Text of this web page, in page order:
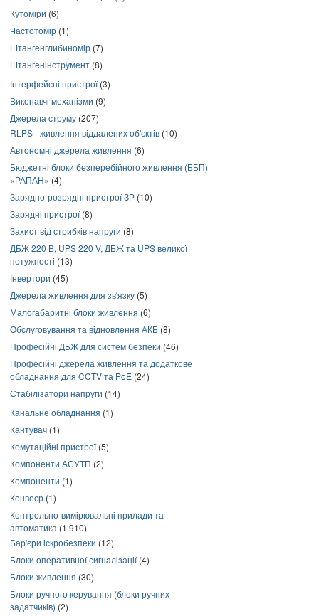
Кутоміри (6)
Частотомір (1)
Штангенглибиномір (7)
Штангенінструмент (8)
Інтерфейсні пристрої(3)
Виконавчі механізми (9)
Джерела струму (207)
RLPS - живлення віддалених об'єктів (10)
Автономні джерела живлення (6)
Бюджетні блоки безперебійного живлення (ББП)
«РАПАН» (4)
Зарядно-розрядні пристрої ЗР (10)
Зарядні пристрої(8)
Захист від стрибків напруги (8)
ДБЖ 220 В, UPS 220 V, ДБЖ та UPS великої
потужності (13)
Інвертори (45)
Джерела живлення для зв'язку (5)
Малогабаритні блоки живлення (6)
Обслуговування та відновлення АКБ (8)
Професійні ДБЖ для систем безпеки (46)
Професійні джерела живлення та додаткове
обладнання для CCTV та PoE (24)
Стабілізатори напруги (14)
Канальне обладнання (1)
Кантувач (1)
Комутаційні пристрої(5)
Компоненти АСУТП (2)
Компоненти (1)
Конвеєр (1)
Контрольно-вимірювальні прилади та
автоматика (1 910)
Бар'єри іскробезпеки (12)
Блоки оперативної сигналізації(4)
Блоки живлення (30)
Блоки ручного керування (блоки ручних
задатчиків) (2)